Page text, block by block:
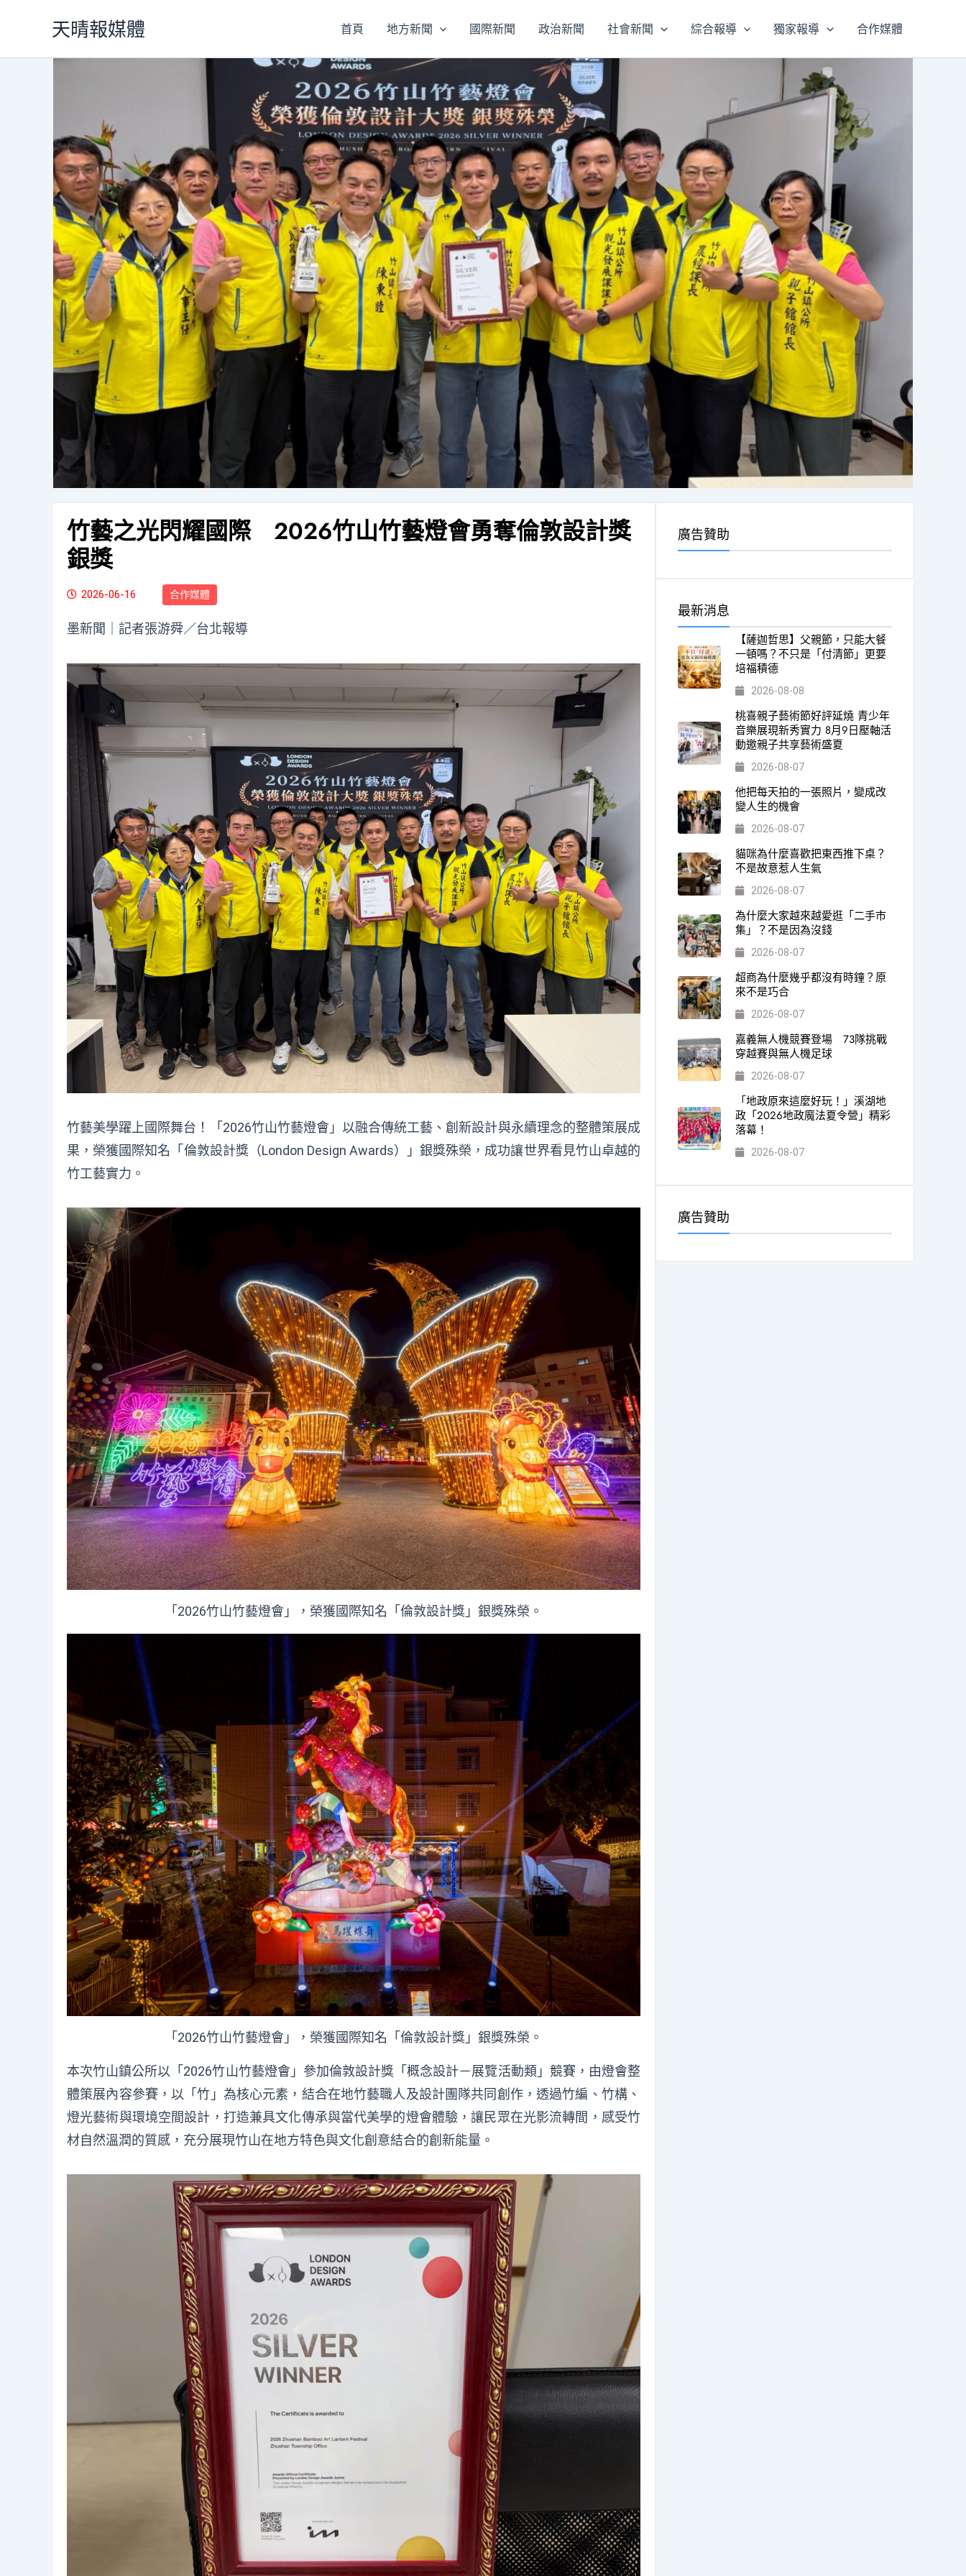
天晴報媒體 首頁 地方新聞 國際新聞 政治新聞 社會新聞 綜合報導 獨家報導 合作媒體
竹藝之光閃耀國際 2026竹山竹藝燈會勇奪倫敦設計獎
銀獎
2026-06-16 合作媒體
墨新聞 ｜記者張游舜／台北報導
竹藝美學躍上國際舞台！「2026竹山竹藝燈會」以融合傳統工藝、創新設計與永續理念的整體策展成
果，榮獲國際知名「倫敦設計獎（London Design Awards）」銀獎殊榮，成功讓世界看見竹山卓越的
竹工藝實力。
「2026竹山竹藝燈會」，榮獲國際知名「倫敦設計獎」銀獎殊榮。
「2026竹山竹藝燈會」，榮獲國際知名「倫敦設計獎」銀獎殊榮。
本次竹山鎮公所以「2026竹山竹藝燈會」參加倫敦設計獎「概念設計－展覽活動類」競賽，由燈會整
體策展內容參賽，以「竹」為核心元素，結合在地竹藝職人及設計團隊共同創作，透過竹編、竹構、
燈光藝術與環境空間設計，打造兼具文化傳承與當代美學的燈會體驗，讓民眾在光影流轉間，感受竹
材自然溫潤的質感，充分展現竹山在地方特色與文化創意結合的創新能量。
廣告贊助
最新消息
【薩迦哲思】父親節，只能大餐
一頓嗎？不只是「付清節」更要
培福積德
2026-08-08
桃喜親子藝術節好評延燒 青少年
音樂展現新秀實力 8月9日壓軸活
動邀親子共享藝術盛夏
2026-08-07
他把每天拍的一張照片，變成改
變人生的機會
2026-08-07
貓咪為什麼喜歡把東西推下桌？
不是故意惹人生氣
2026-08-07
為什麼大家越來越愛逛「二手市
集」？不是因為沒錢
2026-08-07
超商為什麼幾乎都沒有時鐘？原
來不是巧合
2026-08-07
嘉義無人機競賽登場 73隊挑戰
穿越賽與無人機足球
2026-08-07
「地政原來這麼好玩！」溪湖地
政「2026地政魔法夏令營」精彩
落幕！
2026-08-07
廣告贊助